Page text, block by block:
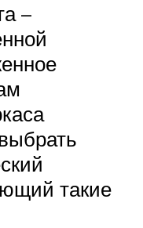
–
такие